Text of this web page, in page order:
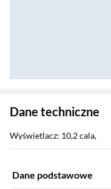
Dane techniczne
Wyświetlacz: 10,2 cala,
Dane podstawowe